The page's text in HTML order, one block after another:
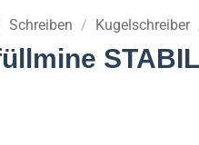
Schreiben / Kugelschreiber